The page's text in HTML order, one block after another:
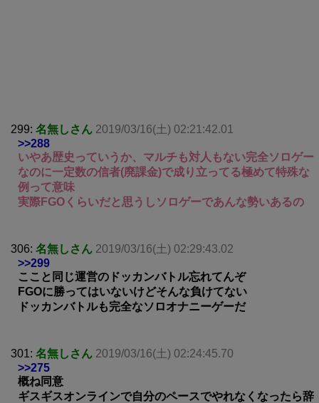
299: 名無しさん 2019/03/16(土) 02:21:42.01
>>288
いやあ歴史っていうか、マルチも対人もない完全ソロゲー
なのに一定数の信者(廃課金)で成り立ってる極めて特殊な
例って意味
実際FGOくらいだと思うしソロゲーであんな勢いあるの
306: 名無しさん 2019/03/16(土) 02:29:43.02
>>299
ここと同じ運営のドッカンバトル忘れてんぞ
FGOに勝ってはいないけどそんな負けてない
ドッカンバトルも完全なソロオナニーゲーだ
301: 名無しさん 2019/03/16(土) 02:24:45.70
>>275
概ね同意
ギスギスオンラインで自分のペースでやれなくなったら辞